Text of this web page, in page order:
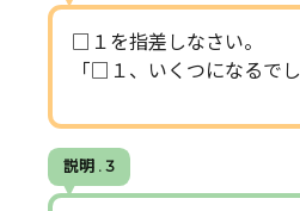
□１を指差しなさい。
「□１、いくつになるでし
説明 . 3